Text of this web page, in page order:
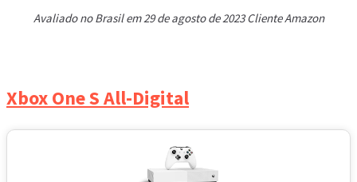
Avaliado no Brasil em 29 de agosto de 2023 Cliente Amazon
Xbox One S All-Digital